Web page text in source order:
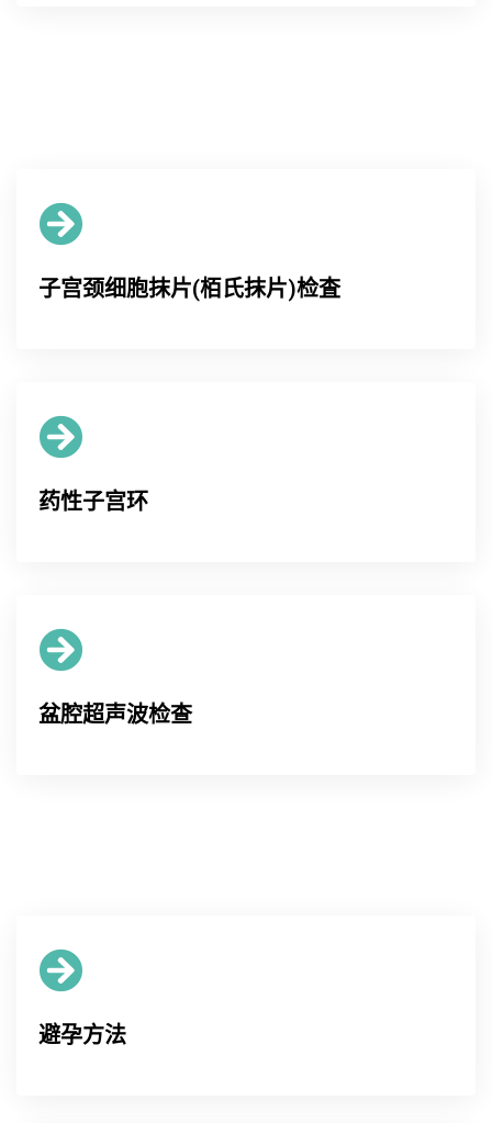
子宫颈细胞抹片(栢氏抹片)检査
药性子宫环
盆腔超声波检查
避孕方法